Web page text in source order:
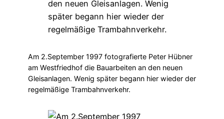
Am 2.September 1997 fotografierte Peter Hübner
am Westfriedhof die Bauarbeiten an den neuen
Gleisanlagen. Wenig später begann hier wieder der
regelmäßige Trambahnverkehr.